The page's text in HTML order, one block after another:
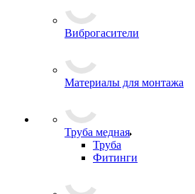
Виброгасители
Материалы для монтажа
Труба медная
Труба
Фитинги